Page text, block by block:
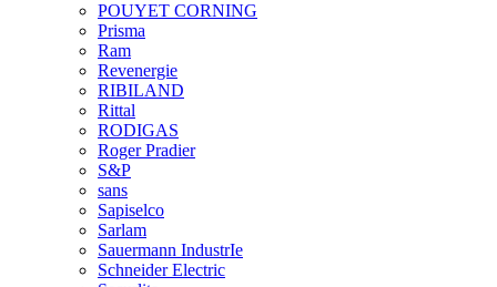
POUYET CORNING
Prisma
Ram
Revenergie
RIBILAND
Rittal
RODIGAS
Roger Pradier
S&P
sans
Sapiselco
Sarlam
Sauermann IndustrIe
Schneider Electric